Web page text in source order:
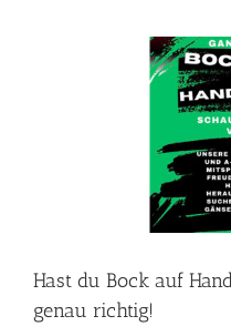
Hast du Bock auf
genau richtig!